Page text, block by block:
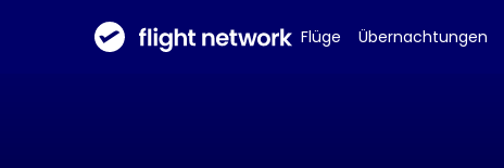
Flüge Übernachtungen